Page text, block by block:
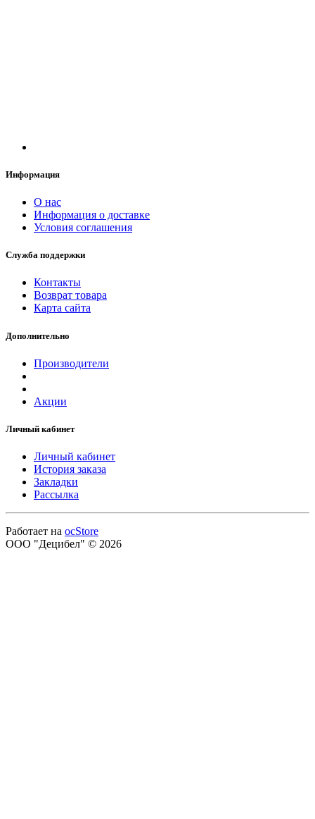
Информация
О нас
Информация о доставке
Условия соглашения
Служба поддержки
Контакты
Возврат товара
Карта сайта
Дополнительно
Производители
Акции
Личный кабинет
Личный кабинет
История заказа
Закладки
Рассылка
Работает на ocStore
ООО "Децибел" © 2026